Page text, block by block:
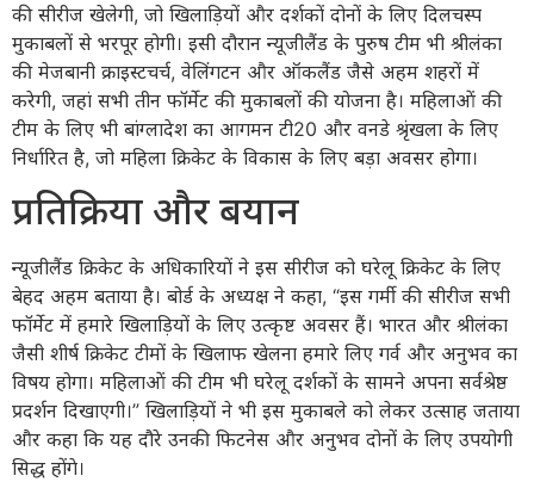
की सीरीज खेलेगी, जो खिलाड़ियों और दर्शकों दोनों के लिए दिलचस्प
मुकाबलों से भरपूर होगी। इसी दौरान न्यूजीलैंड के पुरुष टीम भी श्रीलंका
की मेजबानी क्राइस्टचर्च, वेलिंगटन और ऑकलैंड जैसे अहम शहरों में
करेगी, जहां सभी तीन फॉर्मेट की मुकाबलों की योजना है। महिलाओं की
टीम के लिए भी बांग्लादेश का आगमन टी20 और वनडे श्रृंखला के लिए
निर्धारित है, जो महिला क्रिकेट के विकास के लिए बड़ा अवसर होगा।
प्रतिक्रिया और बयान
न्यूजीलैंड क्रिकेट के अधिकारियों ने इस सीरीज को घरेलू क्रिकेट के लिए
बेहद अहम बताया है। बोर्ड के अध्यक्ष ने कहा, “इस गर्मी की सीरीज सभी
फॉर्मेट में हमारे खिलाड़ियों के लिए उत्कृष्ट अवसर हैं। भारत और श्रीलंका
जैसी शीर्ष क्रिकेट टीमों के खिलाफ खेलना हमारे लिए गर्व और अनुभव का
विषय होगा। महिलाओं की टीम भी घरेलू दर्शकों के सामने अपना सर्वश्रेष्ठ
प्रदर्शन दिखाएगी।” खिलाड़ियों ने भी इस मुकाबले को लेकर उत्साह जताया
और कहा कि यह दौरे उनकी फिटनेस और अनुभव दोनों के लिए उपयोगी
सिद्ध होंगे।